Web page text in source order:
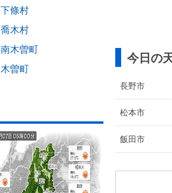
下條村
喬木村
南木曽町
木曽町
今日の
長野市
松本市
飯田市